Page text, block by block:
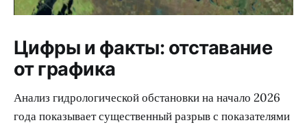
Цифры и факты: отставание
от графика
Анализ гидрологической обстановки на начало 2026
года показывает существенный разрыв с показателями